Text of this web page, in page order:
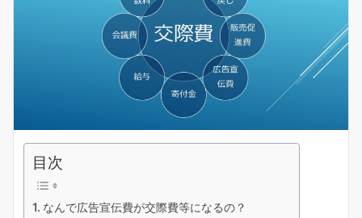
目次
なんで広告宣伝費が交際費等になるの？